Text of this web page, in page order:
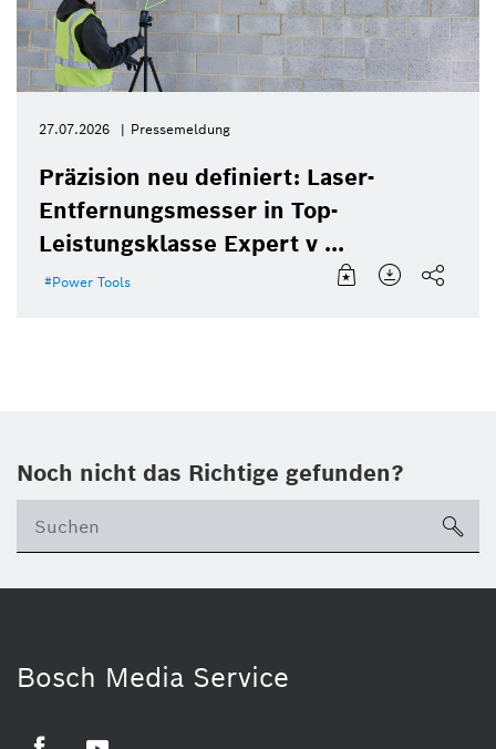
27.07.2026 Pressemeldung
Präzision neu definiert: Laser-
Entfernungsmesser in Top-
Leistungsklasse Expert v ...
Power Tools
Noch nicht das Richtige gefunden?
Bosch Media Service